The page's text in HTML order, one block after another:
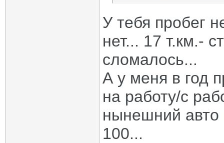
У тебя пробег
нет... 17 т.км.-
сломалось...
А у меня в год
на работу/с
нынешний авто
100...